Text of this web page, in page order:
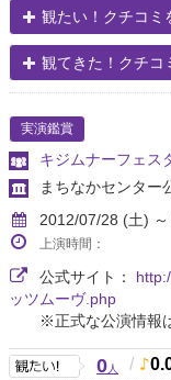
観たい！クチコミ
観てきた！クチコ
実演鑑賞
キジムナーフェス
まちなかセンター
2012/07/28 (土)
上演時間：
公式サイト：
ッツムーヴ.php
※正式な公演情報
0人 /